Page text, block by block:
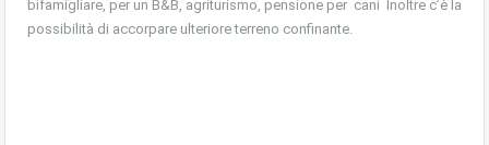
bifamigliare, per un B&B, agriturismo, pensione per cani Inoltre c’è la
possibilità di accorpare ulteriore terreno confinante.